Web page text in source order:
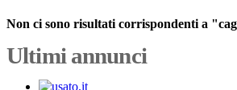
Non ci sono risultati corrispondenti a
Ultimi annunci